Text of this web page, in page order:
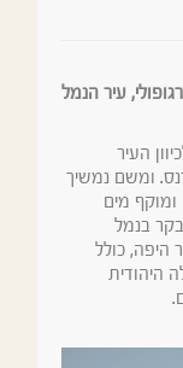
עיר הנמל
העיר
ומשם נמשיך
ומוקף מים
בנמל
היפה, כולל
היהודית